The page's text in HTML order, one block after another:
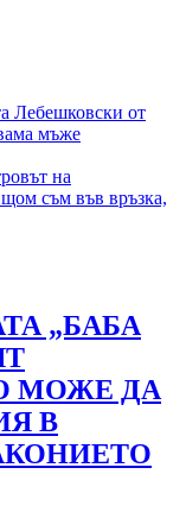
Лебешковски от
мъже
на
съм във връзка,
„БАБА
МОЖЕ ДА
В